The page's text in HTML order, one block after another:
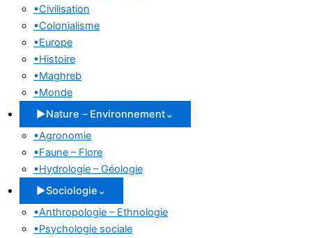
▪Civilisation
▪Colonialisme
▪Europe
▪Histoire
▪Maghreb
▪Monde
▶Nature – Environnement⌄
▪Agronomie
▪Faune – Flore
▪Hydrologie – Géologie
▶Sociologie ⌄
▪Anthropologie – Ethnologie
▪Psychologie sociale